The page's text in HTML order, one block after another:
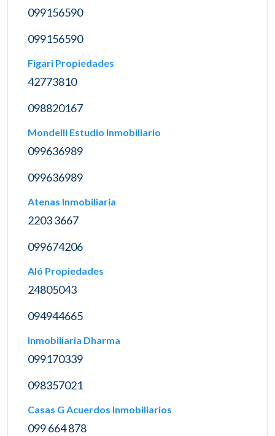
099156590
099156590
Figari Propiedades
42773810
098820167
Mondelli Estudio Inmobiliario
099636989
099636989
Atenas Inmobiliaria
2203 3667
099674206
Aló Propiedades
24805043
094944665
Inmobiliaria Dharma
099170339
098357021
Casas G Acuerdos Inmobiliarios
099 664 878